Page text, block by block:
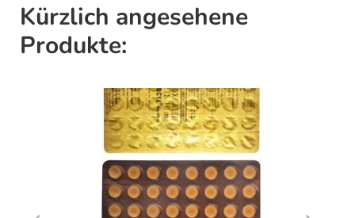
Kürzlich angesehene
Produkte: